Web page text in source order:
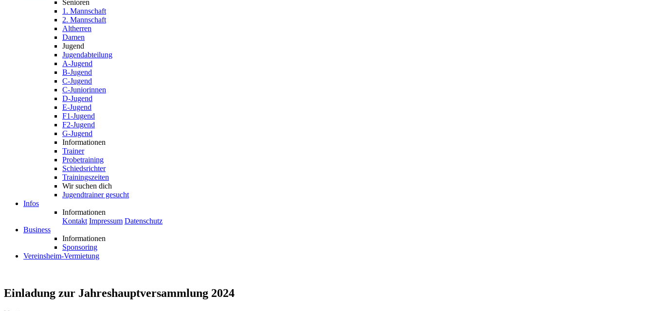
2. Mannschaft
Altherren
Damen
Jugend
Jugendabteilung
A-Jugend
B-Jugend
C-Jugend
C-Juniorinnen
D-Jugend
E-Jugend
F1-Jugend
F2-Jugend
G-Jugend
Informationen
Trainer
Probetraining
Schiedsrichter
Trainingszeiten
Wir suchen dich
Jugendtrainer gesucht
Informationen
Informationen
Vereinsheim-Vermietung
Verein